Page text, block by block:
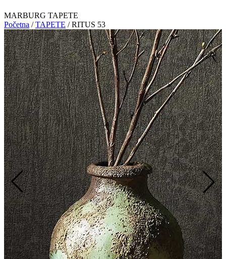
MARBURG TAPETE
Početna / TAPETE / RITUS 53